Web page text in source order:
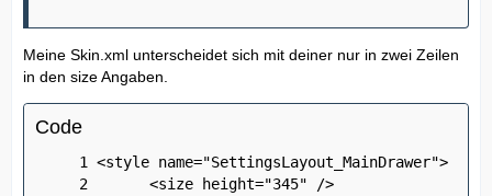
Meine Skin.xml unterscheidet sich mit deiner nur in zwei Zeilen
in den size Angaben.
Code